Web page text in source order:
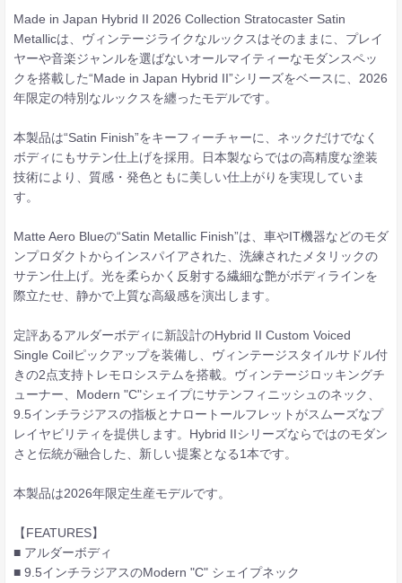
Made in Japan Hybrid II 2026 Collection Stratocaster Satin
Metallicは、ヴィンテージライクなルックスはそのままに、プレイ
ヤーや音楽ジャンルを選ばないオールマイティーなモダンスペッ
クを搭載した“Made in Japan Hybrid II”シリーズをベースに、2026
年限定の特別なルックスを纏ったモデルです。
本製品は“Satin Finish”をキーフィーチャーに、ネックだけでなく
ボディにもサテン仕上げを採用。日本製ならではの高精度な塗装
技術により、質感・発色ともに美しい仕上がりを実現していま
す。
Matte Aero Blueの“Satin Metallic Finish”は、車やIT機器などのモダ
ンプロダクトからインスパイアされた、洗練されたメタリックの
サテン仕上げ。光を柔らかく反射する繊細な艶がボディラインを
際立たせ、静かで上質な高級感を演出します。
定評あるアルダーボディに新設計のHybrid II Custom Voiced
Single Coilピックアップを装備し、ヴィンテージスタイルサドル付
きの2点支持トレモロシステムを搭載。ヴィンテージロッキングチ
ューナー、Modern "C"シェイプにサテンフィニッシュのネック、
9.5インチラジアスの指板とナロートールフレットがスムーズなプ
レイヤビリティを提供します。Hybrid IIシリーズならではのモダン
さと伝統が融合した、新しい提案となる1本です。
本製品は2026年限定生産モデルです。
【FEATURES】
■ アルダーボディ
■ 9.5インチラジアスのModern "C" シェイプネック